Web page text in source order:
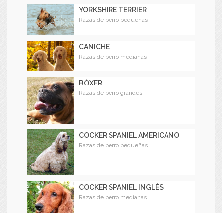
YORKSHIRE TERRIER
Razas de perro pequeñas
CANICHE
Razas de perro medianas
BÓXER
Razas de perro grandes
COCKER SPANIEL AMERICANO
Razas de perro pequeñas
COCKER SPANIEL INGLÉS
Razas de perro medianas